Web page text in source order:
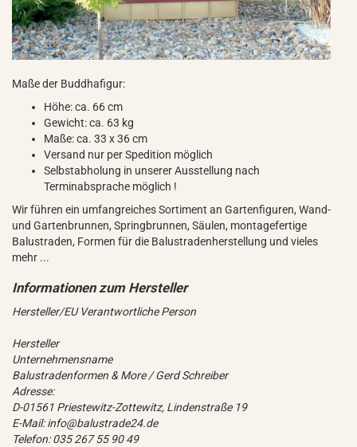
Maße der Buddhafigur:
Höhe: ca. 66 cm
Gewicht: ca. 63 kg
Maße: ca. 33 x 36 cm
Versand nur per Spedition möglich
Selbstabholung in unserer Ausstellung nach
Terminabsprache möglich !
Wir führen ein umfangreiches Sortiment an Gartenfiguren, Wand-
und Gartenbrunnen, Springbrunnen, Säulen, montagefertige
Balustraden, Formen für die Balustradenherstellung und vieles
mehr ...
Hersteller/EU Verantwortliche Person
Hersteller
Unternehmensname
Balustradenformen & More / Gerd Schreiber
Adresse:
D-01561 Priestewitz-Zottewitz, Lindenstraße 19
E-Mail: info@balustrade24.de
Telefon: 035 267 55 90 49